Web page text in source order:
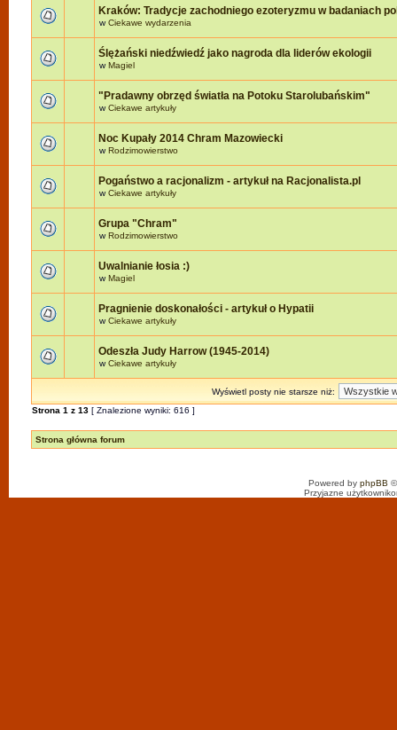
Kraków: Tradycje zachodniego ezoteryzmu w badaniach
wCiekawe wydarzenia
Ślężański niedźwiedź jako nagroda dla liderów ekologii
wMagiel
"Pradawny obrzęd światła na Potoku Starolubańskim"
wCiekawe artykuły
Noc Kupały 2014 Chram Mazowiecki
wRodzimowierstwo
Pogaństwo a racjonalizm - artykuł na Racjonalista.pl
wCiekawe artykuły
Grupa "Chram"
wRodzimowierstwo
Uwalnianie łosia :)
wMagiel
Pragnienie doskonałości - artykuł o Hypatii
wCiekawe artykuły
Odeszła Judy Harrow (1945-2014)
wCiekawe artykuły
Wyświetl posty nie starsze niż:
Strona 1 z 13 [ Znalezione wyniki: 616 ]
Strona główna forum
Powered by phpBB
Przyjazne